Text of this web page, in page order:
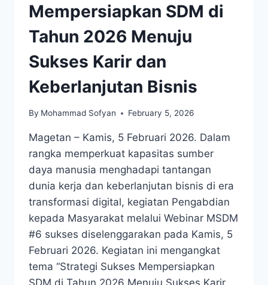
Mempersiapkan SDM di
Tahun 2026 Menuju
Sukses Karir dan
Keberlanjutan Bisnis
By Mohammad Sofyan February 5, 2026
Magetan – Kamis, 5 Februari 2026. Dalam
rangka memperkuat kapasitas sumber
daya manusia menghadapi tantangan
dunia kerja dan keberlanjutan bisnis di era
transformasi digital, kegiatan Pengabdian
kepada Masyarakat melalui Webinar MSDM
#6 sukses diselenggarakan pada Kamis, 5
Februari 2026. Kegiatan ini mengangkat
tema “Strategi Sukses Mempersiapkan